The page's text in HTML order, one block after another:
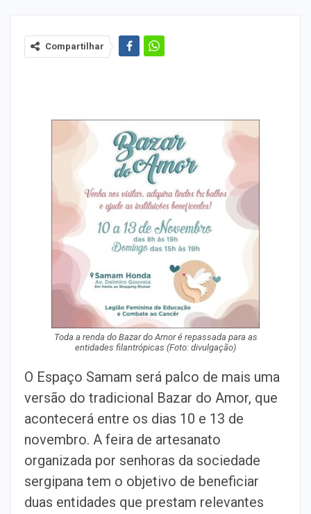
Compartilhar
Toda a renda do Bazar do Amor é repassada para as
entidades filantrópicas (Foto: divulgação)
O Espaço Samam será palco de mais uma
versão do tradicional Bazar do Amor, que
acontecerá entre os dias 10 e 13 de
novembro. A feira de artesanato
organizada por senhoras da sociedade
sergipana tem o objetivo de beneficiar
duas entidades que prestam relevantes